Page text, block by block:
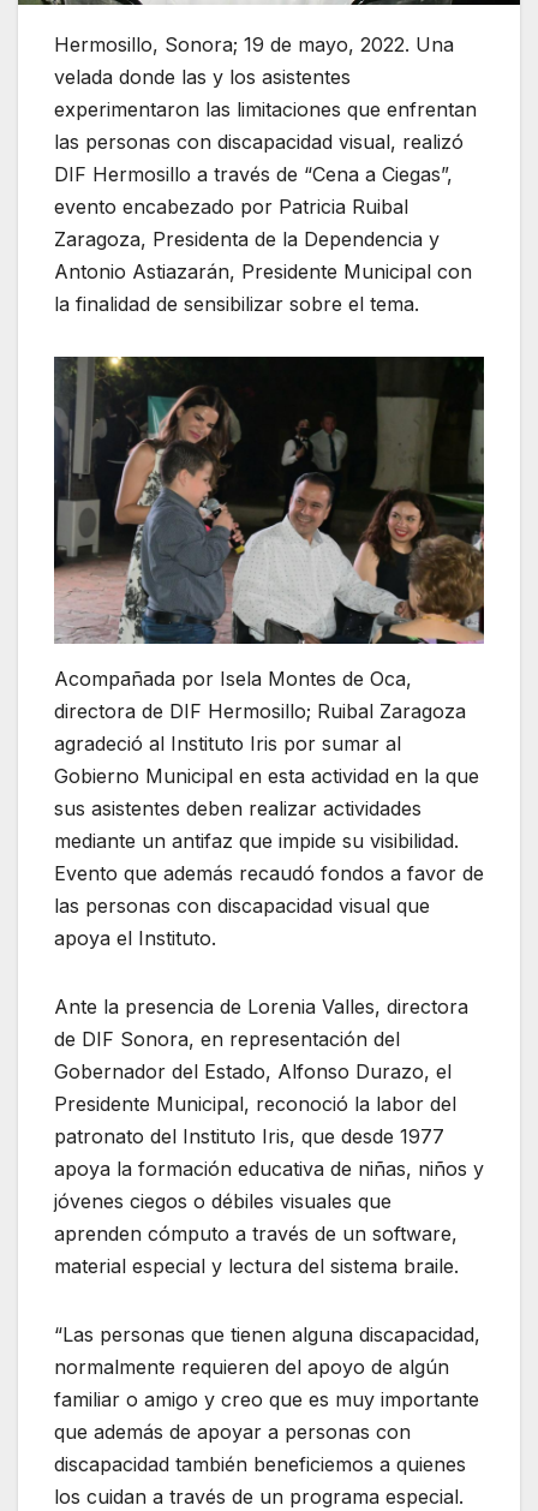
Hermosillo, Sonora; 19 de mayo, 2022. Una
velada donde las y los asistentes
experimentaron las limitaciones que enfrentan
las personas con discapacidad visual, realizó
DIF Hermosillo a través de “Cena a Ciegas”,
evento encabezado por Patricia Ruibal
Zaragoza, Presidenta de la Dependencia y
Antonio Astiazarán, Presidente Municipal con
la finalidad de sensibilizar sobre el tema.
Acompañada por Isela Montes de Oca,
directora de DIF Hermosillo; Ruibal Zaragoza
agradeció al Instituto Iris por sumar al
Gobierno Municipal en esta actividad en la que
sus asistentes deben realizar actividades
mediante un antifaz que impide su visibilidad.
Evento que además recaudó fondos a favor de
las personas con discapacidad visual que
apoya el Instituto.
Ante la presencia de Lorenia Valles, directora
de DIF Sonora, en representación del
Gobernador del Estado, Alfonso Durazo, el
Presidente Municipal, reconoció la labor del
patronato del Instituto Iris, que desde 1977
apoya la formación educativa de niñas, niños y
jóvenes ciegos o débiles visuales que
aprenden cómputo a través de un software,
material especial y lectura del sistema braile.
“Las personas que tienen alguna discapacidad,
normalmente requieren del apoyo de algún
familiar o amigo y creo que es muy importante
que además de apoyar a personas con
discapacidad también beneficiemos a quienes
los cuidan a través de un programa especial.